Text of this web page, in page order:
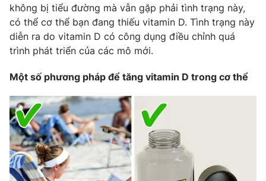
không bị tiểu đường mà vẫn gặp phải tình trạng này,
có thể cơ thể bạn đang thiếu vitamin D. Tình trạng này
diễn ra do vitamin D có công dụng điều chỉnh quá
trình phát triển của các mô mới.
Một số phương pháp để tăng vitamin D trong cơ thể